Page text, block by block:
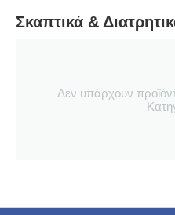
Σκαπτικά &
Δεν υπάρχουν